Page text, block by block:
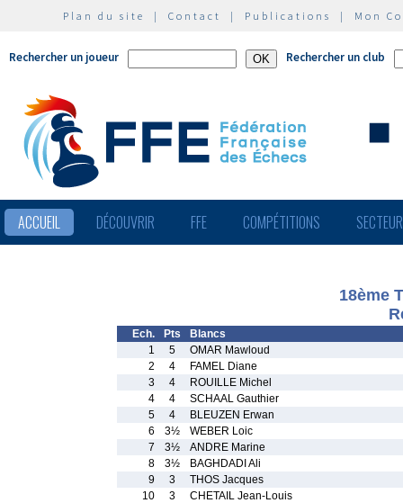
Plan du site | Contact | Publications | Mon
Rechercher un joueur Rechercher un club
ACCUEIL DÉCOUVRIR FFE COMPÉTITIONS
18ème
Ech. Pts
Blancs
1
5
OMAR Mawloud
2
4
FAMEL Diane
3
4
ROUILLE Michel
4
4
SCHAAL Gauthier
5
4
BLEUZEN Erwan
6
3½
WEBER Loic
7
3½
ANDRE Marine
8
3½
BAGHDADI Ali
9
3
THOS Jacques
10
3
CHETAIL Jean-Louis